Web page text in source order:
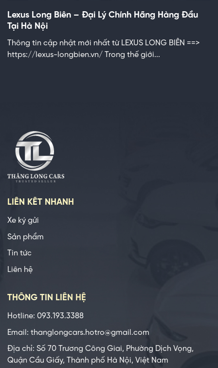
Lexus Long Biên – Đại Lý Chính Hãng Hàng Đầu
Tại Hà Nội
Thông tin cập nhật mới nhất từ LEXUS LONG BIÊN ==>
https://lexus-longbien.vn/ Trong thế giới...
LIÊN KẾT NHANH
Xe ký gửi
Sản phẩm
Tin tức
Liên hệ
THÔNG TIN LIÊN HỆ
Hotline: 093.193.3388
Email: thanglongcars.hotro@gmail.com
Địa chỉ: Số 70 Trương Công Giai, Phường Dịch Vọng,
Quận Cầu Giấy, Thành phố Hà Nội, Việt Nam